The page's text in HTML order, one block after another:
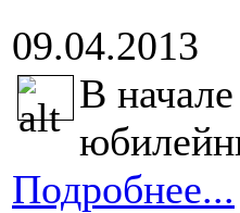
09.04.2013
В
Подробнее...